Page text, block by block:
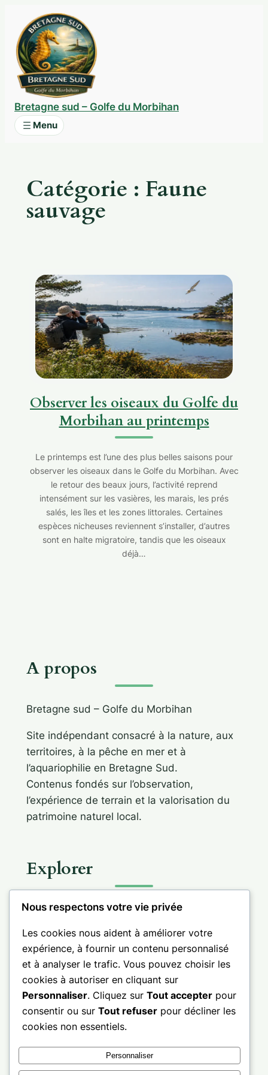
contenu
Bretagne sud – Golfe du Morbihan
Catégorie : Faune
sauvage
Observer les oiseaux du Golfe du
Morbihan au printemps
Le printemps est l’une des plus belles saisons pour
observer les oiseaux dans le Golfe du Morbihan. Avec
le retour des beaux jours, l’activité reprend
intensément sur les vasières, les marais, les prés
salés, les îles et les zones littorales. Certaines
espèces nicheuses reviennent s’installer, d’autres
sont en halte migratoire, tandis que les oiseaux
déjà…
A propos
Bretagne sud – Golfe du Morbihan
Site indépendant consacré à la nature, aux
territoires, à la pêche en mer et à
l’aquariophilie en Bretagne Sud.
Contenus fondés sur l’observation,
l’expérience de terrain et la valorisation du
patrimoine naturel local.
Explorer
Informations
Facebook
LinkedIn
© 2026 – Bretagne sud – Golfe du Morbihan
Nous respectons votre vie privée
Les cookies nous aident à améliorer votre
expérience, à fournir un contenu personnalisé
et à analyser le trafic. Vous pouvez choisir les
cookies à autoriser en cliquant sur
Personnaliser. Cliquez sur Tout accepter pour
consentir ou sur Tout refuser pour décliner les
cookies non essentiels.
Personnaliser